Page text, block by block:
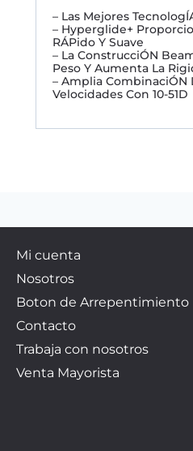
– Las Mejores
– Hyperglide+
RÁPido Y Suave
– La ConstrucciÓN
Peso Y Aumenta La
– Amplia CombinaciÓN
Velocidades Con 10-51D
Mi cuenta
Nosotros
Boton de Arrepentimiento
Contacto
Trabaja con nosotros
Venta Mayorista